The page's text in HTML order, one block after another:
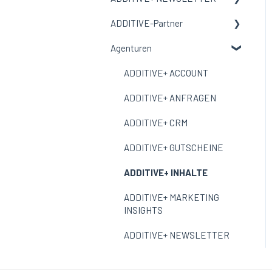
Auswertungen
Widgets & Vorlagen
Einstellungen
Einstellungen
Session-Attribution
Conversion-Attribution
Aufenthalts-Attribution
Kampagnen-Reports
Allgemeine Informationen
Adressbücher
Kampagnen
Auswertungen
Multimedia
Vorlagen
Widgets & Stile
Einstellungen
ADDITIVE-Partner
Onboarding
Agenturen
ADDITIVE+ ACCOUNT
ADDITIVE+ ANFRAGEN
ADDITIVE+ CRM
ADDITIVE+ GUTSCHEINE
ADDITIVE+ INHALTE
ADDITIVE+ MARKETING
INSIGHTS
ADDITIVE+ NEWSLETTER